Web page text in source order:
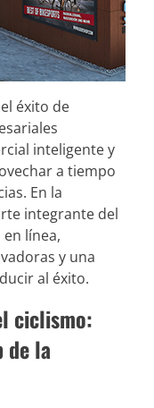
éxito de
inteligente y
a tiempo
En la
integrante del
línea,
y una
al éxito.
ciclismo:
de la